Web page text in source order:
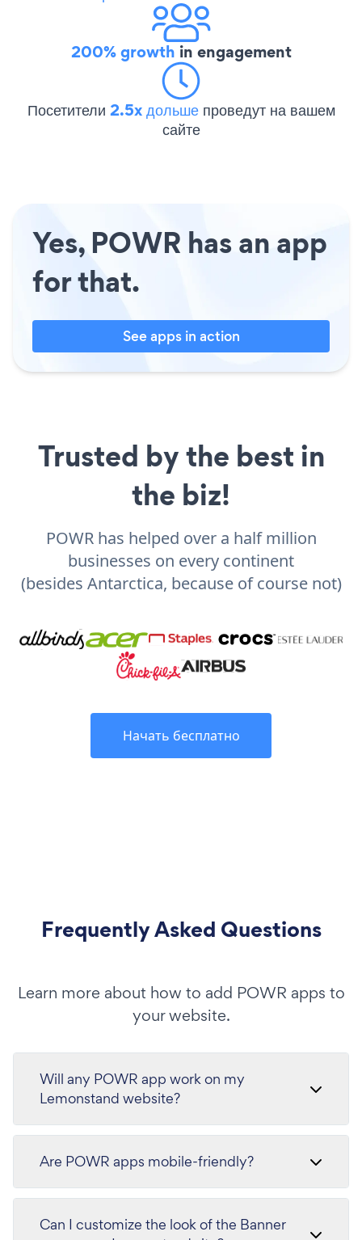
200% growth in engagement
Посетители 2.5x дольше проведут на вашем
сайте
Yes, POWR has an app
for that.
See apps in action
Trusted by the best in
the biz!
POWR has helped over a half million
businesses on every continent
(besides Antarctica, because of course not)
Начать бесплатно
Frequently Asked Questions
Learn more about how to add POWR apps to
your website.
Will any POWR app work on my
Lemonstand website?
Are POWR apps mobile-friendly?
Can I customize the look of the Banner